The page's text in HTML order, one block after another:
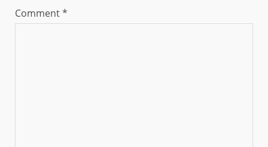
Comment*